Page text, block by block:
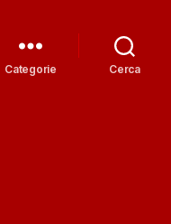
Categorie Cerca